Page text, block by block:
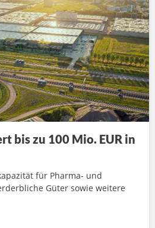
bis zu 100 Mio. EUR in
für Pharma- und
Güter sowie weitere